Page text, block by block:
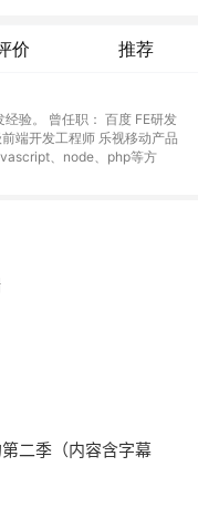
价 推荐
验。 曾任职： 百度 FE研发
端开发工程师 乐视移动产品
、node、php等方
二季（内容含字幕